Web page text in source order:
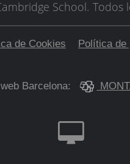
School. Todos
de Cookies Política de
Barcelona: